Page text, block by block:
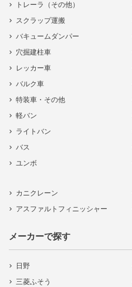
トレーラ（その他）
スクラップ運搬
バキュームダンパー
穴掘建柱車
レッカー車
バルク車
特装車・その他
軽バン
ライトバン
バス
ユンボ
カニクレーン
アスファルトフィニッシャー
メーカーで探す
日野
三菱ふそう